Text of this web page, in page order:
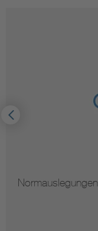
Normauslegungen